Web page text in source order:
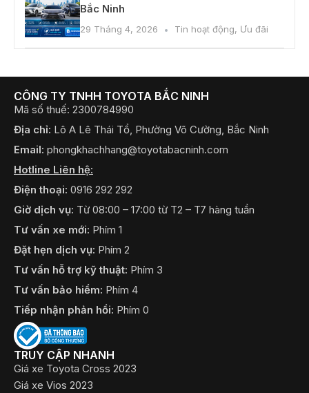
Bắc Ninh
29 Tháng 4, 2026 Tin hoạt động, Ưu đãi
CÔNG TY TNHH TOYOTA BẮC NINH
Mã số thuế: 2300784990
Địa chỉ: Lô A Lê Thái Tổ, Phường Võ Cường, Bắc Ninh
Email: phongkhachhang@toyotabacninh.com
Hotline Liên hệ:
Điện thoại: 0916 292 292
Giờ dịch vụ: Từ 08:00 – 17:00 từ T2 – T7 hàng tuần
Tư vấn xe mới: Phím 1
Đặt hẹn dịch vụ: Phím 2
Tư vấn hỗ trợ kỹ thuật: Phím 3
Tư vấn bảo hiểm: Phím 4
Tiếp nhận phản hồi: Phím 0
TRUY CẬP NHANH
Giá xe Toyota Cross 2023
Giá xe Vios 2023